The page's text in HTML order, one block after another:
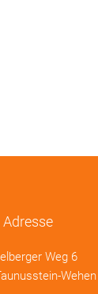
Adresse
Weg 6
Wehen